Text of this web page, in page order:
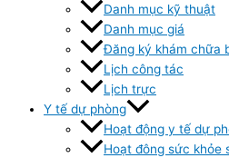
Danh mục kỹ thuật
Danh mục giá
Đăng ký khám chữa
Lịch công tác
Lịch trực
Y tế dự phòng
Hoạt động y tế dự
Hoạt đông sức khỏe